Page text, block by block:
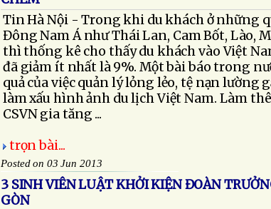
Tin Hà Nội - Trong khi du khách ở những
Đông Nam Á như Thái Lan, Cam Bốt, Lào,
thì thống kê cho thấy du khách vào Việt
đã giảm ít nhất là 9%. Một bài báo trong
quả của việc quản lý lỏng lẻo, tệ nạn lường
làm xấu hình ảnh du lịch Việt Nam. Làm
CSVN gia tăng ...
trọn bài...
Posted on 03 Jun 2013
3 SINH VIÊN LUẬT KHỞI KIỆN ĐOÀN
GÒN